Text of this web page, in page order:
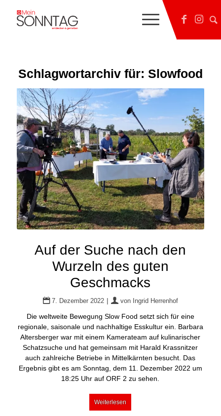
Schlagwortarchiv für: Slowfood
Auf der Suche nach den
Wurzeln des guten
Geschmacks
7. Dezember 2022 | von Ingrid Herrenhof
Die weltweite Bewegung Slow Food setzt sich für eine
regionale, saisonale und nachhaltige Esskultur ein. Barbara
Altersberger war mit einem Kamerateam auf kulinarischer
Schatzsuche und hat gemeinsam mit Harald Krassnitzer
auch zahlreiche Betriebe in Mittelkärnten besucht. Das
Ergebnis gibt es am Sonntag, dem 11. Dezember 2022 um
18:25 Uhr auf ORF 2 zu sehen.
Weiterlesen